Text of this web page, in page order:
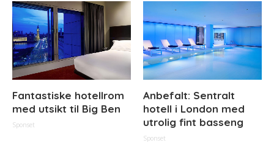
Fantastiske hotellrom
med utsikt til Big Ben
Sponset
Anbefalt: Sentralt
hotell i London med
utrolig fint basseng
Sponset